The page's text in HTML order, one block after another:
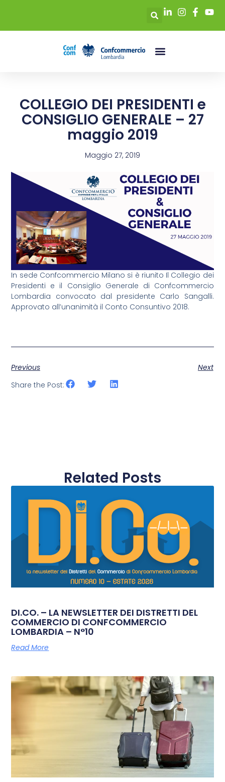
COLLEGIO DEI PRESIDENTI e
CONSIGLIO GENERALE – 27
maggio 2019
Maggio 27, 2019
In sede Confcommercio Milano si è riunito Il Collegio dei
Presidenti e il Consiglio Generale di Confcommercio
Lombardia convocato dal presidente Carlo Sangalli.
Approvato all’unanimità il Conto Consuntivo 2018.
Previous
Next
Share the Post:
Related Posts
DI.CO. – LA NEWSLETTER DEI DISTRETTI DEL
COMMERCIO DI CONFCOMMERCIO
LOMBARDIA – N°10
Read More